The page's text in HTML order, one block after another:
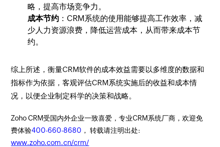
略，提高市场竞争力。
成本节约 ：CRM系统的使用能够提高工作效率，减
少人力资源浪费，降低运营成本，从而带来成本节
约。
综上所述，衡量CRM软件的成本效益需要以多维度的数据和
指标作为依据，客观评估CRM系统实施后的收益和成本情
况，以便企业制定科学的决策和战略。
Zoho CRM受国内外企业一致喜爱，专业CRM系统厂商，欢迎免
费体验400-660-8680 ， 转载请注明出处:
www.zoho.com.cn/crm/